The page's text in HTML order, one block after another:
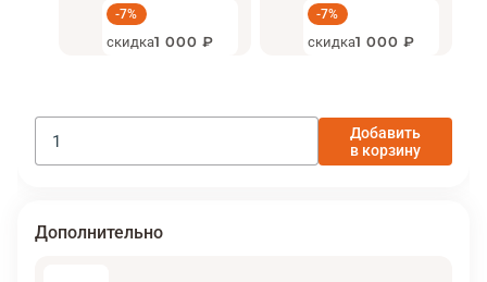
-7%
скидка1 000 ₽
-7%
скидка1 000 ₽
Добавить
в корзину
Дополнительно